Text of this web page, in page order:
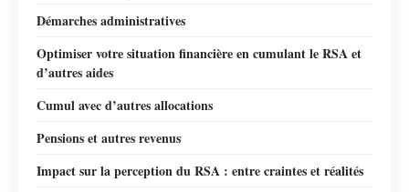
Démarches administratives
Optimiser votre situation financière en cumulant le RSA et
d’autres aides
Cumul avec d’autres allocations
Pensions et autres revenus
Impact sur la perception du RSA : entre craintes et réalités